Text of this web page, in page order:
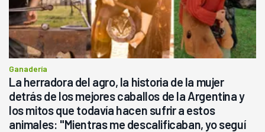
Ganadería
La herradora del agro, la historia de la mujer
detrás de los mejores caballos de la Argentina y
los mitos que todavía hacen sufrir a estos
animales: "Mientras me descalificaban, yo seguí